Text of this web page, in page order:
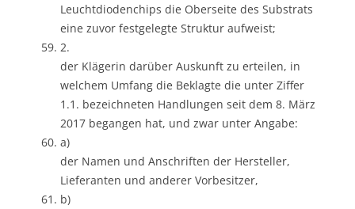
Leuchtdiodenchips die Oberseite des Substrats
eine zuvor festgelegte Struktur aufweist;
2.
der Klägerin darüber Auskunft zu erteilen, in
welchem Umfang die Beklagte die unter Ziffer
1.1. bezeichneten Handlungen seit dem 8. März
2017 begangen hat, und zwar unter Angabe:
a)
der Namen und Anschriften der Hersteller,
Lieferanten und anderer Vorbesitzer,
b)